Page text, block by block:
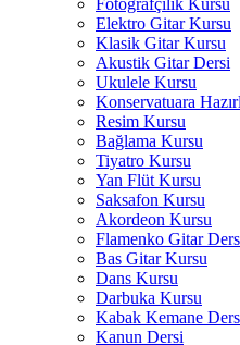
Fotoğrafçılık Kursu
Elektro Gitar Kursu
Klasik Gitar Kursu
Akustik Gitar Dersi
Ukulele Kursu
Konservatuara
Resim Kursu
Bağlama Kursu
Tiyatro Kursu
Yan Flüt Kursu
Saksafon Kursu
Akordeon Kursu
Flamenko Gitar
Bas Gitar Kursu
Dans Kursu
Darbuka Kursu
Kabak Kemane
Kanun Dersi